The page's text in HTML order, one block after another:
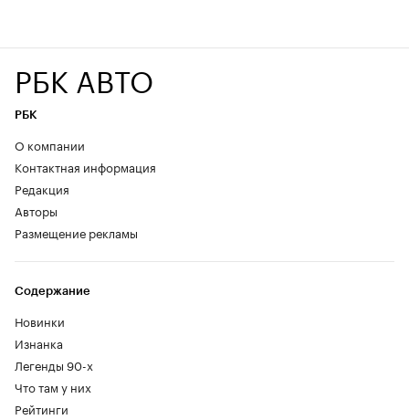
РБК АВТО
РБК
О компании
Контактная информация
Редакция
Авторы
Размещение рекламы
Содержание
Новинки
Изнанка
Легенды 90-х
Что там у них
Рейтинги